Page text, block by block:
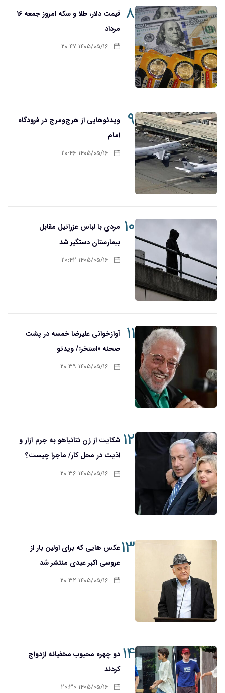
۸
قیمت دلار، طلا و سکه امروز جمعه ۱۶
مرداد
۱۴۰۵/۰۵/۱۶ ۲۰:۴۷
۹
ویدئوهایی از هرج‌ومرج در فرودگاه
امام
۱۴۰۵/۰۵/۱۶ ۲۰:۴۶
۱۰ مردی با لباس عزرائیل مقابل
بیمارستان دستگیر شد
۱۴۰۵/۰۵/۱۶ ۲۰:۴۲
۱۱
آوازخوانی علیرضا خمسه در پشت
صحنه «استخر»/ ویدئو
۱۴۰۵/۰۵/۱۶ ۲۰:۳۹
۱۲ شکایت از زن نتانیاهو به جرم آزار و
اذیت در محل کار/ ماجرا چیست؟
۱۴۰۵/۰۵/۱۶ ۲۰:۳۶
۱۳عکس هایی که برای اولین بار از
عروسی اکبر عبدی منتشر شد
۱۴۰۵/۰۵/۱۶ ۲۰:۳۲
۱۴ دو چهره محبوب مخفیانه ازدواج
کردند
۱۴۰۵/۰۵/۱۶ ۲۰:۳۰